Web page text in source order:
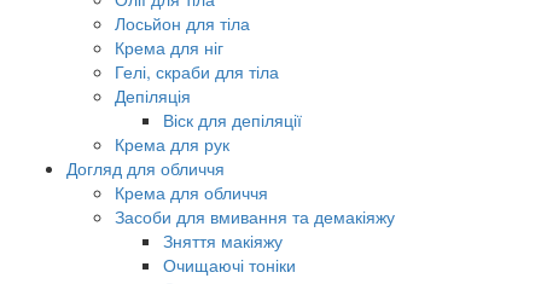
Лосьйон для тіла
Крема для ніг
Гелі, скраби для тіла
Депіляція
Віск для депіляції
Крема для рук
Догляд для обличчя
Крема для обличчя
Засоби для вмивання та демакіяжу
Зняття макіяжу
Очищаючі тоніки